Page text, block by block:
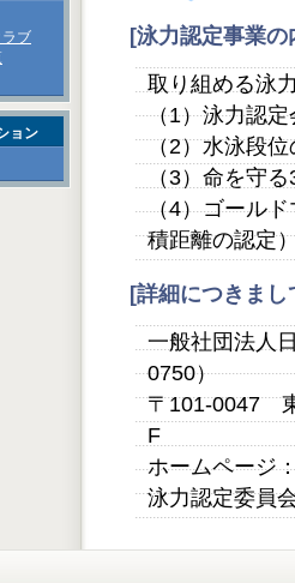
[泳力認定事業の
取り組める泳
（1）泳力認
（2）水泳段
（3）命を守
（4）ゴール
積距離の認
[詳細につきま
一般社団法人
0750）
〒101-0047
F
ホームページ
泳力認定委員
ブ
ョン